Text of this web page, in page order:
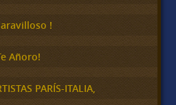
!
Añoro!
PARÍS-ITALIA,